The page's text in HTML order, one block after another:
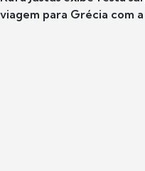
viagem para Grécia com